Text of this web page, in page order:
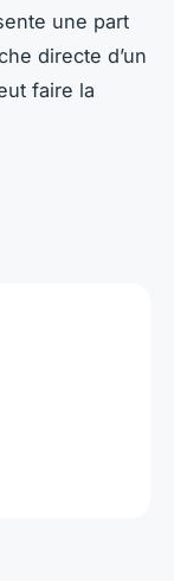
une part
directe d’un
faire la